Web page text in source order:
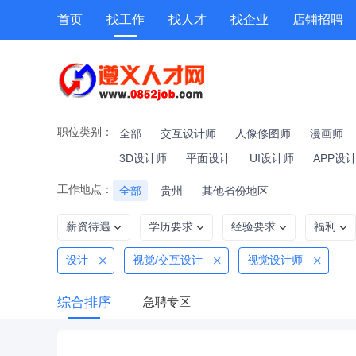
首页 找工作 找人才 找企业 店铺招聘
职位类别： 全部 交互设计师 人像修图师 漫画师
3D设计师
平面设计 UI设计师 APP设
工作地点： 全部 贵州 其他省份地区
薪资待遇 学历要求 经验要求 福利
设计 视觉/交互设计 视觉设计师
综合排序 急聘专区